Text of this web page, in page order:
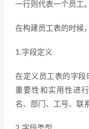
一行则代表一个员工。
在构建员工表的时候
1.字段定义
在定义员工表的字段
重要性和实用性进
名、部门、工号、联